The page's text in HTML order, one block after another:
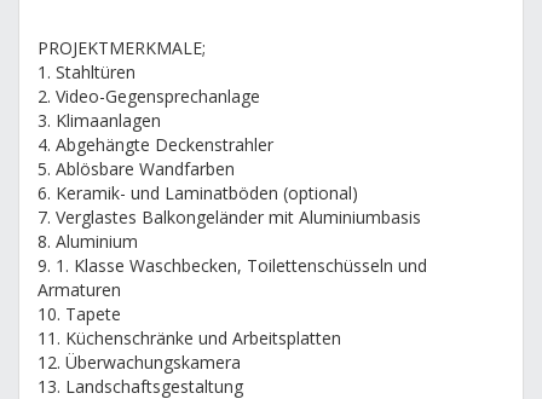
PROJEKTMERKMALE;
1. Stahltüren
2. Video-Gegensprechanlage
3. Klimaanlagen
4. Abgehängte Deckenstrahler
5. Ablösbare Wandfarben
6. Keramik- und Laminatböden (optional)
7. Verglastes Balkongeländer mit Aluminiumbasis
8. Aluminium
9. 1. Klasse Waschbecken, Toilettenschüsseln und
Armaturen
10. Tapete
11. Küchenschränke und Arbeitsplatten
12. Überwachungskamera
13. Landschaftsgestaltung